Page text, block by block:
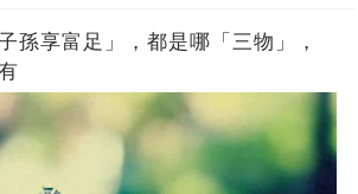
孫享富足」，都是哪「三物」，